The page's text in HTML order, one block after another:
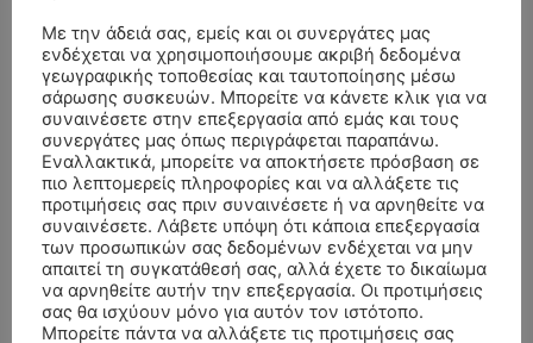
ΣΥΛΛΥΠΗΤΗΡΙΑ ΜΗΝΥΜΑΤΑ
Αλέξανδρος ΣέρβοςεπίΚΗΔΕΙΑ – ΣΑΒΒΑΤΟ 25/7/2026 –
ΧΑΡΑΛΑΜΠΟΣ ΚΑΥΚΙΑΣ ΕΤΩΝ 57
ΧΡΙΣΤΙΝΑεπίΚΗΔΕΙΑ – ΤΡΙΤΗ 4/8/2026 – ΧΡΗΣΤΟΣ Α. ΠΑΛΙΟΥΡΑΣ
ΕΤΩΝ 58
Με την άδειά σας, εμείς και οι συνεργάτες μας
ενδέχεται να χρησιμοποιήσουμε ακριβή δεδομένα
γεωγραφικής τοποθεσίας και ταυτοποίησης μέσω
σάρωσης συσκευών. Μπορείτε να κάνετε κλικ για να
συναινέσετε στην επεξεργασία από εμάς και τους
συνεργάτες μας όπως περιγράφεται παραπάνω.
Εναλλακτικά, μπορείτε να αποκτήσετε πρόσβαση σε
πιο λεπτομερείς πληροφορίες και να αλλάξετε τις
προτιμήσεις σας πριν συναινέσετε ή να αρνηθείτε να
συναινέσετε. Λάβετε υπόψη ότι κάποια επεξεργασία
των προσωπικών σας δεδομένων ενδέχεται να μην
απαιτεί τη συγκατάθεσή σας, αλλά έχετε το δικαίωμα
να αρνηθείτε αυτήν την επεξεργασία. Οι προτιμήσεις
σας θα ισχύουν μόνο για αυτόν τον ιστότοπο.
Μπορείτε πάντα να αλλάξετε τις προτιμήσεις σας